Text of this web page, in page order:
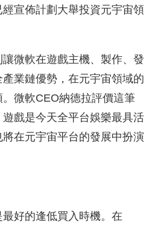
宣佈計劃大舉投資元宇宙領
微軟在遊戲主機、製作、發
業鏈優勢，在元宇宙領域的
微軟CEO納德拉評價這筆
戲是今天全平台娛樂最具活
在元宇宙平台的發展中扮演
好的逢低買入時機。在